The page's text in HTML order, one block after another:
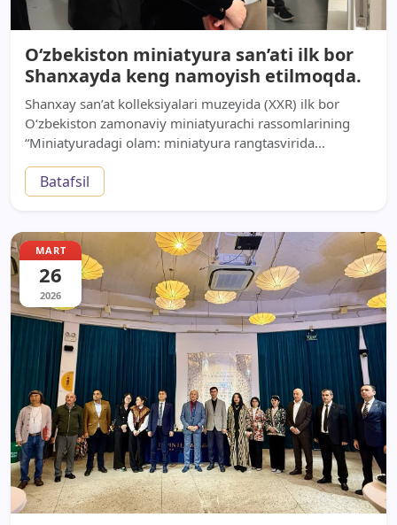
O‘zbekiston miniatyura san’ati ilk bor
Shanxayda keng namoyish etilmoqda.
Shanxay san’at kolleksiyalari muzeyida (XXR) ilk bor
O‘zbekiston zamonaviy miniatyurachi rassomlarining
“Miniatyuradagi olam: miniatyura rangtasvirida...
Batafsil
MART
26
2026